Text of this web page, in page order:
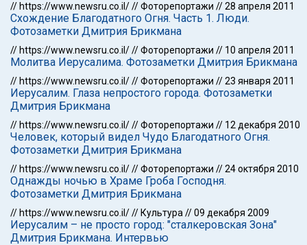
// https://www.newsru.co.il///Фоторепортажи //28 апреля 2011
Схождение Благодатного Огня. Часть 1. Люди.
Фотозаметки Дмитрия Брикмана
// https://www.newsru.co.il///Фоторепортажи // 10 апреля 2011
Молитва Иерусалима. Фотозаметки Дмитрия Брикмана
// https://www.newsru.co.il///Фоторепортажи //23 января 2011
Иерусалим. Глаза непростого города. Фотозаметки
Дмитрия Брикмана
// https://www.newsru.co.il///Фоторепортажи // 12 декабря 2010
Человек, который видел Чудо Благодатного Огня.
Фотозаметки Дмитрия Брикмана
// https://www.newsru.co.il///Фоторепортажи //24 октября 2010
Однажды ночью в Храме Гроба Господня.
Фотозаметки Дмитрия Брикмана
// https://www.newsru.co.il/// Культура //09 декабря 2009
Иерусалим – не просто город: "сталкеровская Зона"
Дмитрия Брикмана. Интервью